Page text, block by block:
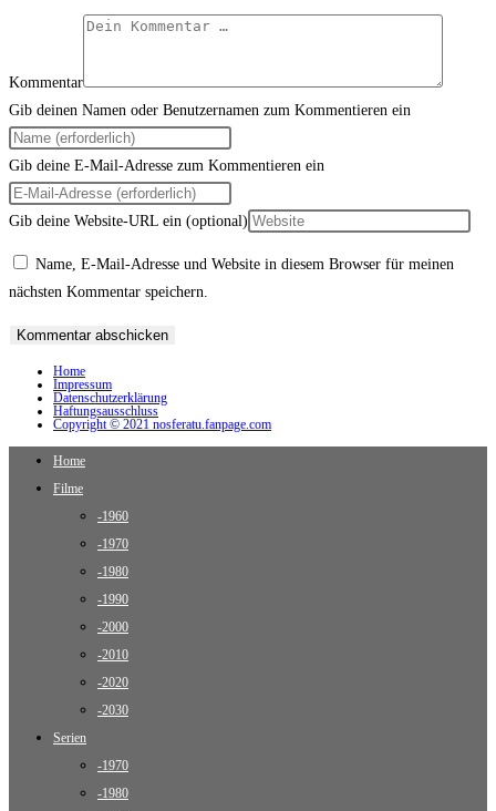
Kommentar
Gib deinen Namen oder Benutzernamen zum Kommentieren ein
Gib deine E-Mail-Adresse zum Kommentieren ein
Gib deine Website-URL ein (optional)
Name, E-Mail-Adresse und Website in diesem Browser für meinen
nächsten Kommentar speichern.
Home
Impressum
Datenschutzerklärung
Haftungsausschluss
Copyright © 2021 nosferatu.fanpage.com
Home
Filme
-1960
-1970
-1980
-1990
-2000
-2010
-2020
-2030
Serien
-1970
-1980